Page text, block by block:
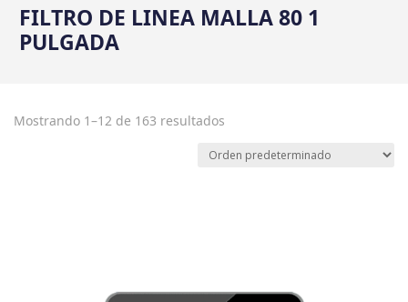
FILTRO DE LINEA MALLA 80 1
PULGADA
Mostrando 1–12 de 163 resultados